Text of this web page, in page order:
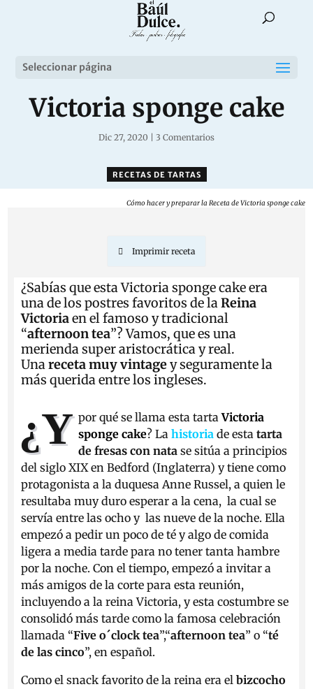
Seleccionar página
Victoria sponge cake
Dic 27, 2020 3 Comentarios
RECETAS DE TARTAS
Cómo hacer y preparar la Receta de Victoria sponge cake
Imprimir receta
¿Sabías que estaVictoria sponge cakeera
una de los postres favoritos de laReina
Victoriaen el famoso y tradicional
“afternoon tea”? Vamos, que es una
merienda super aristocrática y real.
Unareceta muy vintagey seguramente la
más querida entre los ingleses.
¿Y por qué se llama esta tartaVictoria
sponge cake? La historiade esta tarta
de fresas con natase sitúa a principios
del siglo XIX en Bedford (Inglaterra) y tiene como
protagonista a la duquesa Anne Russel, a quien le
resultaba muy duro esperar a la cena, la cual se
servía entre las ocho y las nueve de la noche. Ella
empezó a pedir un poco de té y algo de comida
ligera a media tarde para no tener tanta hambre
por la noche. Con el tiempo, empezó a invitar a
más amigos de la corte para esta reunión,
incluyendo a la reina Victoria, y esta costumbre se
consolidó más tarde como la famosa celebración
llamada “Five o´clock tea”,“afternoon tea” o “té
de las cinco”, en español.
Como el snack favorito de la reina era elbizcocho